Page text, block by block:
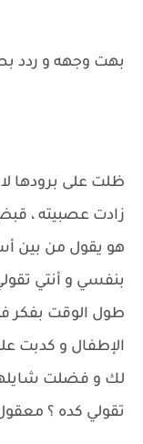
بهت وجهه و ردد
ظلت على برودها
زادت عصبيته ،
هو يقول من بين
بنفسي و أنتي
طول الوقت بفكر
الإطفال و كدبت
لك و فضلت
تقولي كده ؟